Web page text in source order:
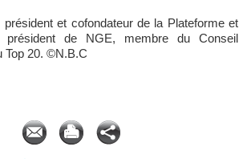
et cofondateur de la Plateforme et
président de NGE, membre du Conseil
Top 20. ©N.B.C